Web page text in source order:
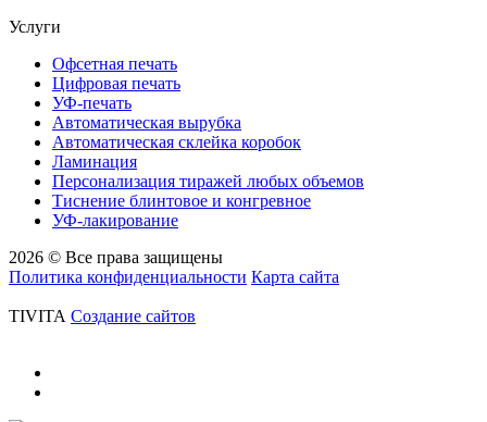
Услуги
Офсетная печать
Цифровая печать
УФ-печать
Автоматическая вырубка
Автоматическая склейка коробок
Ламинация
Персонализация тиражей любых объемов
Тиснение блинтовое и конгревное
УФ-лакирование
2026 © Все права защищены
Политика конфиденциальности Карта сайта
TIVITA Создание сайтов